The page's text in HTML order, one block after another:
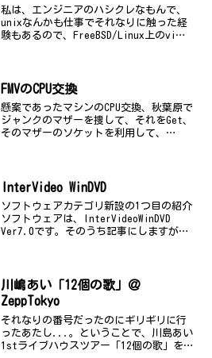
私は、エンジニアのハシクレなもんで、
unixなんかも仕事でそれなりに触った経
験もあるので、FreeBSD/Linux上のviエ
読んで...
FMVのCPU交換
懸案であったマシンのCPU交換、秋葉原で
ジャンクのマザーを捜して、それをGet、
そのマザーのソケットを利用して、
InterVideo WinDVD
ソフトウェアカテゴリ新設の1つ目の紹介
ソフトウェアは、InterVideoWinDVD
Ver7.0です。そのうち記事にしますが、
川嶋あい「12個の歌」＠
ZeppTokyo
それなりの番号だったのにギリギリに行
ったあたし...。ということで、川島あい
1stライブハウスツアー「12個の歌」を見